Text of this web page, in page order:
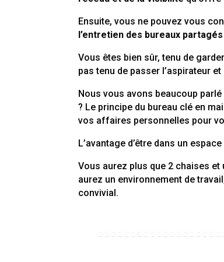
Ensuite, vous ne pouvez vous
l’entretien des bureaux partagés
Vous êtes bien sûr, tenu de
pas tenu de passer l’aspirateur
Nous vous avons beaucoup
? Le principe du bureau clé en
vos affaires personnelles pour
L’avantage d’être dans un
Vous aurez plus que 2 chaises
aurez un environnement de
convivial.